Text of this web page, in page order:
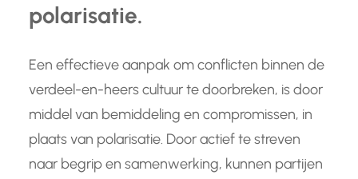
polarisatie.
Een effectieve aanpak om conflicten binnen de
verdeel-en-heers cultuur te doorbreken, is door
middel van bemiddeling en compromissen, in
plaats van polarisatie. Door actief te streven
naar begrip en samenwerking, kunnen partijen